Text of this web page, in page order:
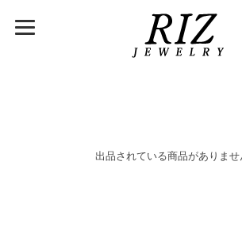
出品されている商品がありませ